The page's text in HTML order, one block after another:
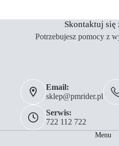
Skontaktuj się
Potrzebujesz pomocy z
Email:
sklep@pmrider.pl
Serwis:
722 112 722
Menu